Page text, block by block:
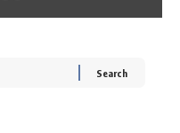
रोज एक कच्चे लहसुन